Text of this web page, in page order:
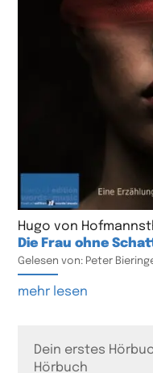
Hugo von
Die Frau ohne
Gelesen von: Peter
mehr lesen
Dein erstes
Hörbuch